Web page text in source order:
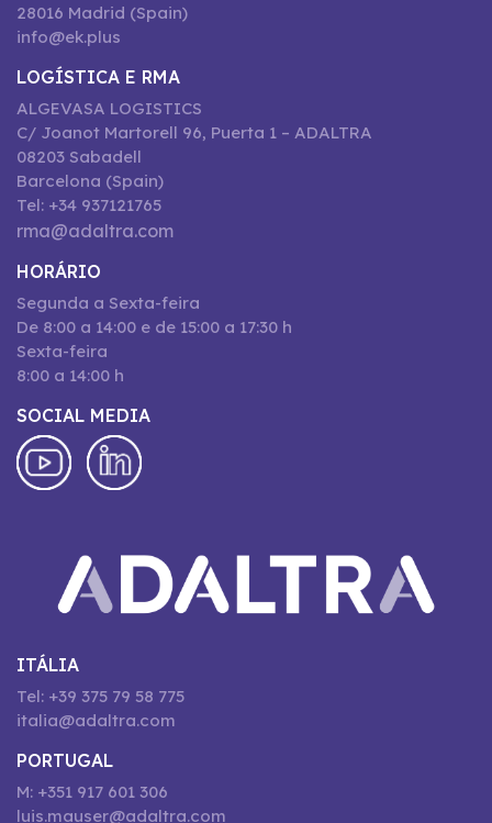
28016 Madrid (Spain)
info@ek.plus
LOGÍSTICA E RMA
ALGEVASA LOGISTICS
C/ Joanot Martorell 96, Puerta 1 – ADALTRA
08203 Sabadell
Barcelona (Spain)
Tel: +34 937121765
rma@adaltra.com
HORÁRIO
Segunda a Sexta-feira
De 8:00 a 14:00 e de 15:00 a 17:30 h
Sexta-feira
8:00 a 14:00 h
SOCIAL MEDIA
ITÁLIA
Tel: +39 375 79 58 775
italia@adaltra.com
PORTUGAL
M: +351 917 601 306
luis.mauser@adaltra.com